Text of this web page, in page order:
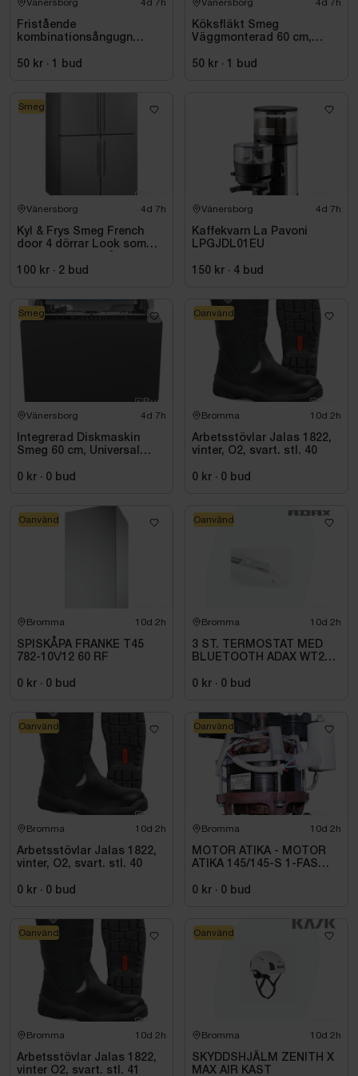
Vänersborg 4d 7h
Fristående
kombinationsångugn
Högblank 50's Style
50 kr · 1 bud
Vänersborg 4d 7h
Köksfläkt Smeg
Väggmonterad 60 cm,
50 kr · 1 bud
Vänersborg 4d 7h
Kyl & Frys Smeg French
door 4 dörrar Look som
Universiell FQ60XDE
100 kr · 2 bud
Smeg
Vänersborg 4d 7h
Kaffekvarn La Pavoni
LPGJDL01EU
150 kr · 4 bud
Vänersborg 4d 7h
Integrerad Diskmaskin
Smeg 60 cm, Universal
0 kr · 0 bud
Smeg
Bromma 10d 2h
Arbetsstövlar Jalas 1822,
vinter, O2, svart. stl. 40
0 kr · 0 bud
Oanvänd
Bromma 10d 2h
SPISKÅPA FRANKE T45
782-10\/12 60 RF
0 kr · 0 bud
Oanvänd
Bromma 10d 2h
3 ST. TERMOSTAT MED
BLUETOOTH ADAX WT2
0 kr · 0 bud
Oanvänd
Bromma 10d 2h
Arbetsstövlar Jalas 1822,
vinter, O2, svart. stl. 40
0 kr · 0 bud
Oanvänd
Bromma 10d 2h
MOTOR ATIKA - MOTOR
ATIKA 145/145-S 1-FAS
0 kr · 0 bud
Oanvänd
Bromma 10d 2h
Arbetsstövlar Jalas 1822,
vinter O2, svart. stl. 41
Oanvänd
Bromma 10d 2h
SKYDDSHJÄLM ZENITH X
MAX AIR KAST
Oanvänd